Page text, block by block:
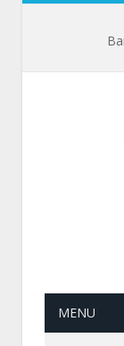
MENU